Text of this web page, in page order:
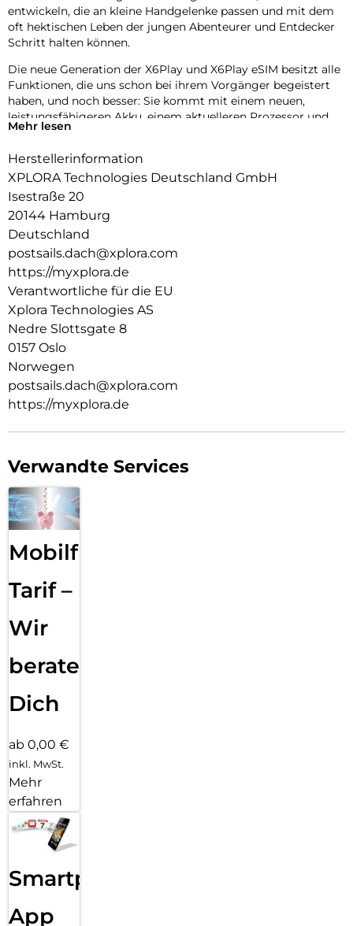
entwickeln, die an kleine Handgelenke passen und mit dem
oft hektischen Leben der jungen Abenteurer und Entdecker
Schritt halten können.
Die neue Generation der X6Play und X6Play eSIM besitzt alle
Funktionen, die uns schon bei ihrem Vorgänger begeistert
haben, und noch besser: Sie kommt mit einem neuen,
leistungsfähigeren Akku, einem aktuelleren Prozessor und
einem gewebten, elastischen Textilarmband für noch mehr
Das neue Design umfasst außerdem zwei austauschbare
Frames zum Individualisieren der Uhr. Die neue Generation
Eltern, die sich für ihr Kind einen sicheren Einstieg in die
digitale Kommunikation wünschen, ohne Kompromisse bei
Zuverlässigkeit und Qualität einzugehen.
Mehr lesen
Herstellerinformation
XPLORA Technologies Deutschland GmbH
Isestraße 20
20144 Hamburg
Deutschland
postsails.dach@xplora.com
https://myxplora.de
Verantwortliche für die EU
Xplora Technologies AS
Nedre Slottsgate 8
0157 Oslo
Norwegen
postsails.dach@xplora.com
https://myxplora.de
Verwandte Services
Mobilfunk
Tarif –
Wir
beraten
Dich
ab 0,00 €
inkl. MwSt.
Mehr
erfahren
Smartphone
App